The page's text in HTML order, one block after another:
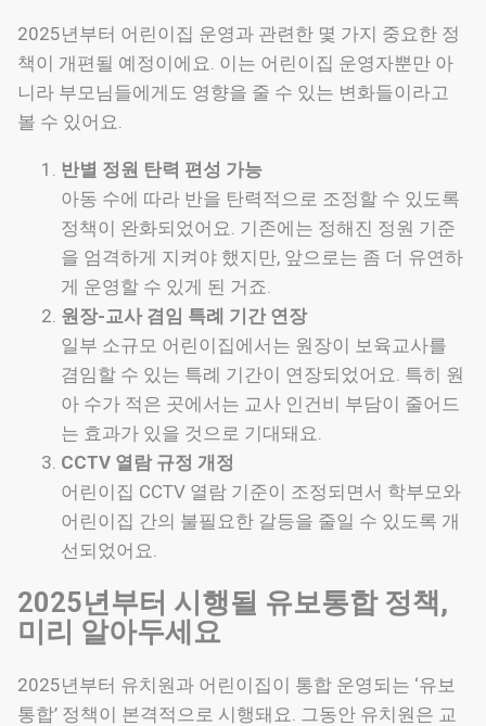
2025년부터 어린이집 운영과 관련한 몇 가지 중요한 정
책이 개편될 예정이에요. 이는 어린이집 운영자뿐만 아
니라 부모님들에게도 영향을 줄 수 있는 변화들이라고
볼 수 있어요.
반별 정원 탄력 편성 가능
아동 수에 따라 반을 탄력적으로 조정할 수 있도록
정책이 완화되었어요. 기존에는 정해진 정원 기준
을 엄격하게 지켜야 했지만, 앞으로는 좀 더 유연하
게 운영할 수 있게 된 거죠.
원장-교사 겸임 특례 기간 연장
일부 소규모 어린이집에서는 원장이 보육교사를
겸임할 수 있는 특례 기간이 연장되었어요. 특히 원
아 수가 적은 곳에서는 교사 인건비 부담이 줄어드
는 효과가 있을 것으로 기대돼요.
CCTV 열람 규정 개정
어린이집 CCTV 열람 기준이 조정되면서 학부모와
어린이집 간의 불필요한 갈등을 줄일 수 있도록 개
선되었어요.
2025년부터 시행될 유보통합 정책,
미리 알아두세요
2025년부터 유치원과 어린이집이 통합 운영되는 ‘유보
통합’ 정책이 본격적으로 시행돼요. 그동안 유치원은 교